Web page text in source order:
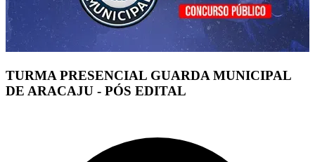
TURMA PRESENCIAL GUARDA MUNICIPAL
DE ARACAJU - PÓS EDITAL